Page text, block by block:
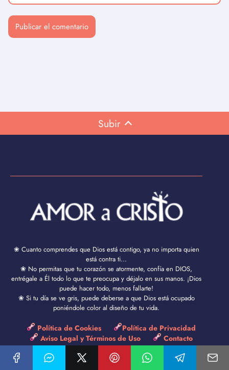
Subir
❀ Cuanto comprendes que Dios está contigo, ya no importa quien
está contra ti...
❀ No permitas que tu corazón se atormente, confía en DIOS,
entrégale a Él todo lo que te preocupa y déjalo en sus manos. ¡Dios
puede hacer todo, menos fallarte!
❀ Si tu día se ve gris, puede deberse a que Dios está ocupado
poniéndole color al diseño de tu vida.
Política de Cookies
Política de Privacidad
Aviso Legal y Términos de Uso
Contacto
Amor a Cristo © 2024